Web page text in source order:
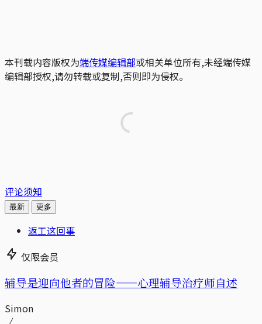
本刊载内容版权为端传媒编辑部或相关单位所有,未经端传媒
编辑部授权,请勿转载或复制,否则即为侵权。
评论须知
最新 更多
返工这回事
仅限会员
辅导是迎向他者的冒险——心理辅导治疗师自述
Simon